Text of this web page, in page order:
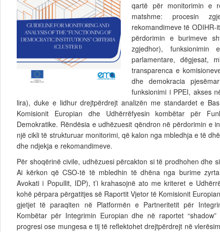
qartë për monitorimin e
matshme: procesin
rekomandimeve të
përdorimin e burimeve
zgjedhor), funksionimin
parlamentare, dëgjesat,
transparenca e
dhe demokracia
funksionimi i PPEI, akses
lira), duke e lidhur drejtpërdrejt analizën me standardet e
Komisionit Europian dhe Udhërrëfyesin kombëtar për
Demokratike. Rëndësia e udhëzuesit qëndron në përdorimin e
një cikli të strukturuar monitorimi, që kalon nga mbledhja e të
dhe ndjekja e rekomandimeve.
Për shoqërinë civile, udhëzuesi përcakton si të prodhohen dhe
Ai kërkon që CSO-të të mbledhin të dhëna nga burime
Avokati i Popullit, IDP), t’i krahasojnë ato me kriteret e
kohë përpara përgatitjes së Raportit Vjetor të Komisionit
gjetjet të paraqiten në Platformën e Partneritetit për
Kombëtar për Integrimin Europian dhe në raportet
progresi ose mungesa e tij të reflektohet drejtpërdrejt në